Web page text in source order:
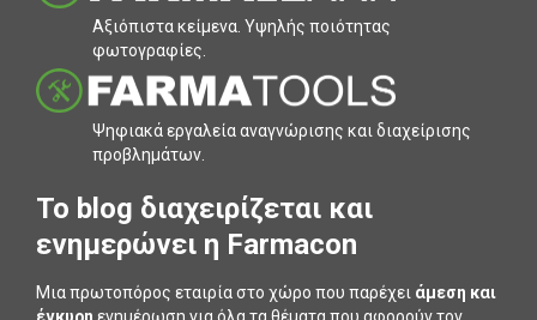
Αξιόπιστα κείµενα. Υψηλής ποιότητας
φωτογραφίες.
Ψηφιακά εργαλεία αναγνώρισης και διαχείρισης
προβληµάτων.
To blog διαχειρίζεται και
ενημερώνει η Farmacon
Μια πρωτοπόρος εταιρία στο χώρο που παρέχει άμεση και